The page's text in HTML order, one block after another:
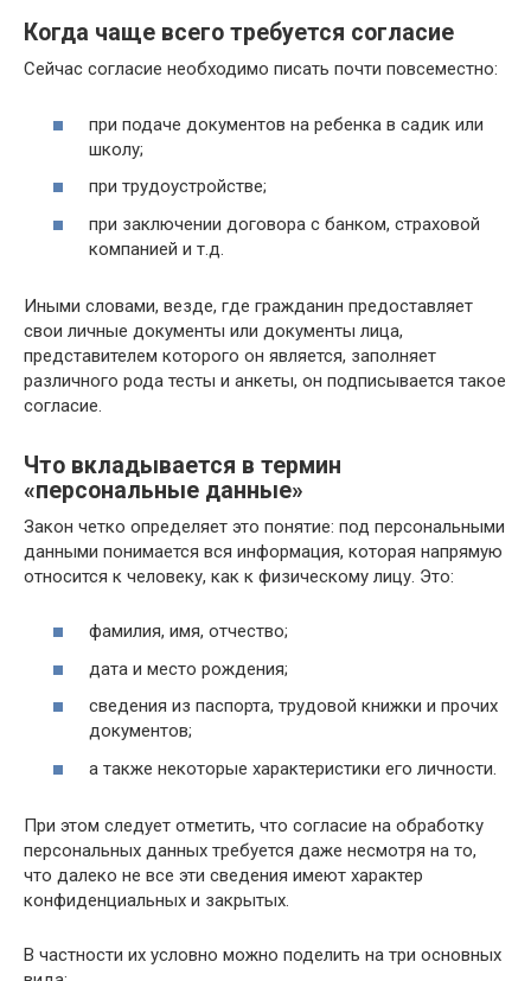
Когда чаще всего требуется согласие
Сейчас согласие необходимо писать почти повсеместно:
при подаче документов на ребенка в садик или
школу;
при трудоустройстве;
при заключении договора с банком, страховой
компанией и т.д.
Иными словами, везде, где гражданин предоставляет
свои личные документы или документы лица,
представителем которого он является, заполняет
различного рода тесты и анкеты, он подписывается такое
согласие.
Что вкладывается в термин
«персональные данные»
Закон четко определяет это понятие: под персональными
данными понимается вся информация, которая напрямую
относится к человеку, как к физическому лицу. Это:
фамилия, имя, отчество;
дата и место рождения;
сведения из паспорта, трудовой книжки и прочих
документов;
а также некоторые характеристики его личности.
При этом следует отметить, что согласие на обработку
персональных данных требуется даже несмотря на то,
что далеко не все эти сведения имеют характер
конфиденциальных и закрытых.
В частности их условно можно поделить на три основных